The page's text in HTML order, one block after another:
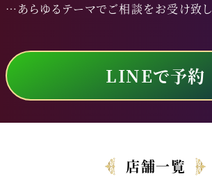
…あらゆるテーマでご相談をお受け致し
LINEで予約
店舗一覧